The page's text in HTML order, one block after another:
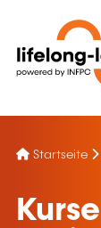
Startseite